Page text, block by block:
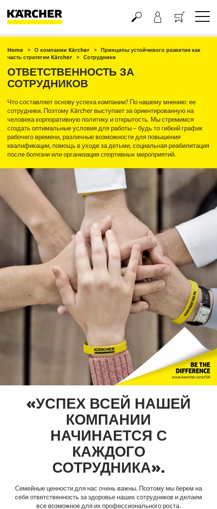
Корзина
Home О компании Kärcher
Принципы устойчивого развития как
часть стратегии Kärcher
Сотрудники
ОТВЕТСТВЕННОСТЬ ЗА
СОТРУДНИКОВ
Что составляет основу успеха компании? По нашему мнению: ее
сотрудники. Поэтому Kärcher выступает за ориентированную на
человека корпоративную политику и открытость. Мы стремимся
создать оптимальные условия для работы – будь то гибкий график
рабочего времени, различные возможности для повышения
квалификации, помощь в уходе за детьми, социальная реабилитация
после болезни или организация спортивных мероприятий.
«УСПЕХ ВСЕЙ НАШЕЙ
КОМПАНИИ
НАЧИНАЕТСЯ С
КАЖДОГО
СОТРУДНИКА».
Семейные ценности для нас очень важны. Поэтому мы берем на
себя ответственность за здоровье наших сотрудников и делаем
все возможное для их профессионального роста.